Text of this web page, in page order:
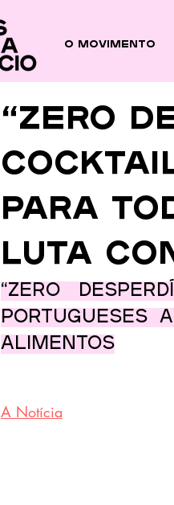
O Movimento
“Zero
para
luta
“Zero
portugueses
alimentos
A Notícia